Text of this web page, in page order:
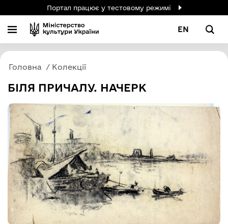
Портал працює у тестовому режимі
EN
Головна Колекції
БІЛЯ ПРИЧАЛУ. НАЧЕРК